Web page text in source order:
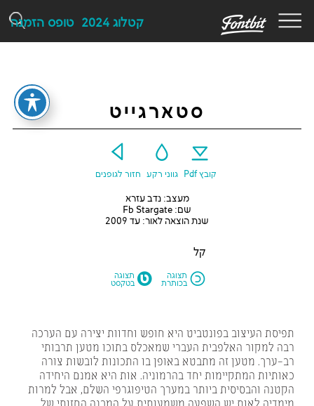
F קטלוג 2024 טופס הזמנה
סטארגייט
Y
חזור לגופנים
G
גווני רקע
E
קובץ Pdf
מעצב: נדב עזרא
שם: Fb Stargate
שנת הוצאה לאור: עד 2009
קל
N תצוגה
בכותרת
M תצוגה
בטקסט